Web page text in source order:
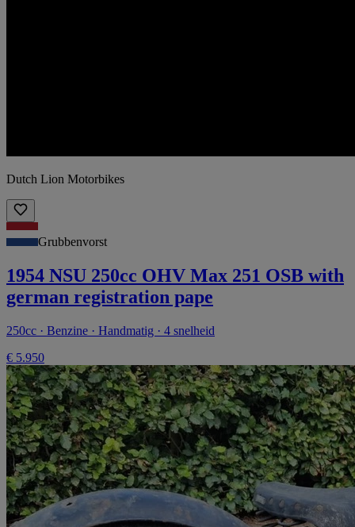
Dutch Lion Motorbikes
Grubbenvorst
1954 NSU 250cc OHV Max 251 OSB with
german registration pape
250cc · Benzine · Handmatig · 4 snelheid
€ 5.950